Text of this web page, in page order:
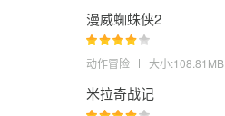
漫威蜘蛛侠2
动作冒险 大小:108.81MB
米拉奇战记